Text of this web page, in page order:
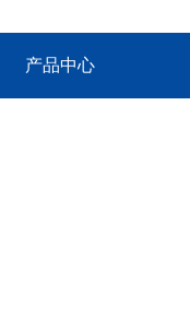
产品中心